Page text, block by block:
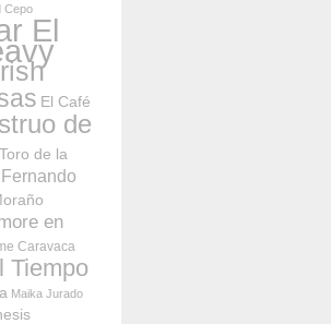
Cepo
El
El Café
de
de la
Fernando
en
Caravaca
Tiempo
Maika Jurado